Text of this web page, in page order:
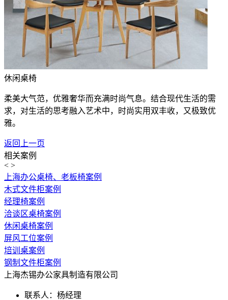
休闲桌椅
柔美大气范，优雅奢华而充满时尚气息。结合现代生活的需
求，对生活的思考融入艺术中，时尚实用双丰收，又极致优
雅。
返回上一页
相关案例
< >
上海办公桌椅、老板椅案例
木式文件柜案例
经理椅案例
洽谈区桌椅案例
休闲桌椅案例
屏风工位案例
培训桌案例
钢制文件柜案例
上海杰锡办公家具制造有限公司
联系人：杨经理